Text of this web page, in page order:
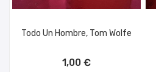
Todo Un Hombre, Tom Wolfe
1,00 €